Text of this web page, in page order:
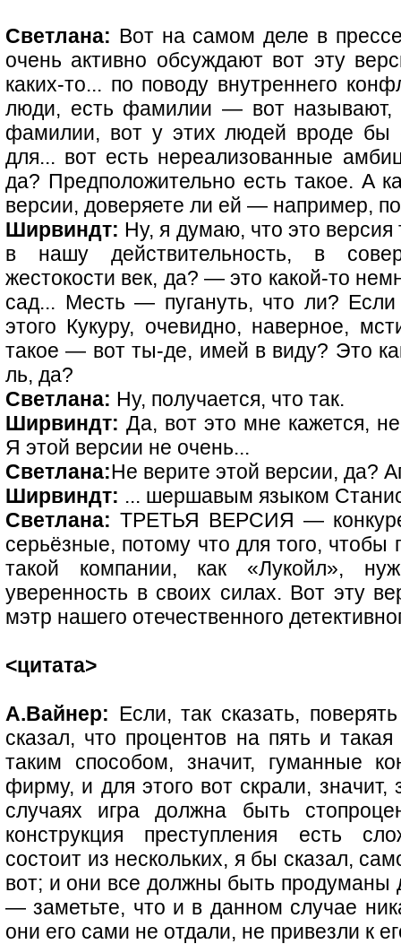
Светлана: Вот на самом деле в
очень активно обсуждают вот эту
каких-то... по поводу внутреннего
люди, есть фамилии — вот называют,
фамилии, вот у этих людей вроде
для... вот есть нереализованные
да? Предположительно есть такое. А
версии, доверяете ли ей — например,
Ширвиндт: Ну, я думаю, что это
в нашу действительность, в
жестокости век, да? — это какой-то
сад... Месть — пугануть, что ли?
этого Кукуру, очевидно, наверное,
такое — вот ты-де, имей в виду? Это
ль, да?
Светлана: Ну, получается, что так.
Ширвиндт: Да, вот это мне кажется,
Я этой версии не очень...
Светлана:Не верите этой версии, да?
Ширвиндт: ... шершавым языком
Светлана: ТРЕТЬЯ ВЕРСИЯ —
серьёзные, потому что для того, чтобы
такой компании, как «Лукойл»,
уверенность в своих силах. Вот эту
мэтр нашего отечественного
<цитата>
А.Вайнер: Если, так сказать,
сказал, что процентов на пять и
таким способом, значит, гуманные
фирму, и для этого вот скрали, значит,
случаях игра должна быть
конструкция преступления есть
состоит из нескольких, я бы сказал,
вот; и они все должны быть продуманы
— заметьте, что и в данном случае
они его сами не отдали, не привезли к